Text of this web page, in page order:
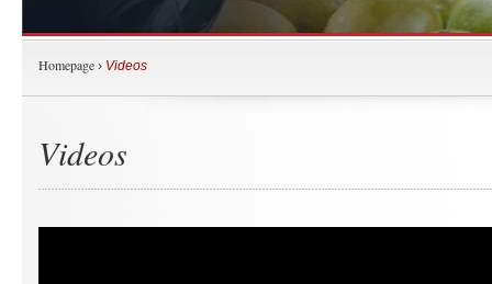
Homepage › Videos
Videos